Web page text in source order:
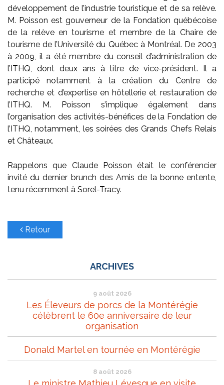
développement de l’industrie touristique et de sa relève.
M. Poisson est gouverneur de la Fondation québécoise
de la relève en tourisme et membre de la Chaire de
tourisme de l’Université du Québec à Montréal. De 2003
à 2009, il a été membre du conseil d’administration de
l’ITHQ, dont deux ans à titre de vice-président. Il a
participé notamment à la création du Centre de
recherche et d’expertise en hôtellerie et restauration de
l’ITHQ. M. Poisson s’implique également dans
l’organisation des activités-bénéfices de la Fondation de
l’ITHQ, notamment, les soirées des Grands Chefs Relais
et Châteaux.
Rappelons que Claude Poisson était le conférencier
invité du dernier brunch des Amis de la bonne entente,
tenu récemment à Sorel-Tracy.
Retour
ARCHIVES
9 août 2026
Les Éleveurs de porcs de la Montérégie
célèbrent le 60e anniversaire de leur
organisation
Donald Martel en tournée en Montérégie
8 août 2026